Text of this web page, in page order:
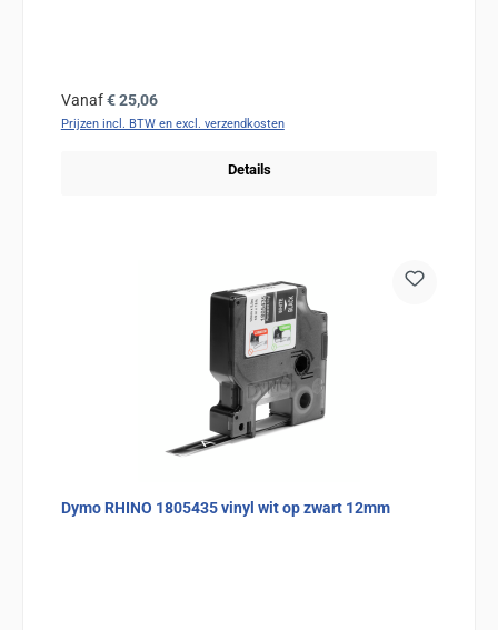
Normale prijs:
Vanaf€ 25,06
Prijzen incl. BTW en excl. verzendkosten
Details
Dymo RHINO 1805435 vinyl wit op zwart 12mm